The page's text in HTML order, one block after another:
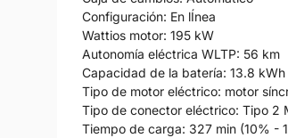
Configuración: En lÍnea
Wattios motor: 195 kW
Autonomía eléctrica WLTP: 56 km
Capacidad de la batería: 13.8 kWh
Tipo de motor eléctrico: motor
Tipo de conector eléctrico: Tipo 2
Tiempo de carga: 327 min (10% -